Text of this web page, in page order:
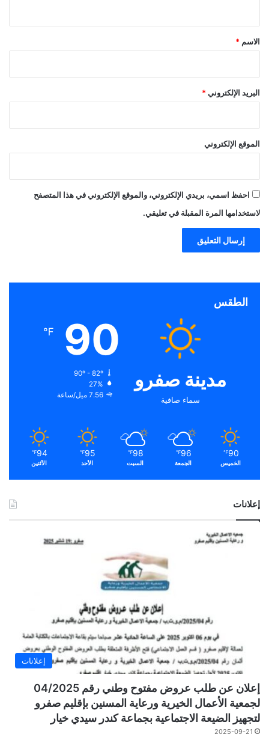
*
الاسم *
البريد الإلكتروني *
الموقع الإلكتروني
احفظ اسمي، بريدي الإلكتروني، والموقع الإلكتروني في هذا المتصفح
لاستخدامها المرة المقبلة في تعليقي.
الطقس
مدينة صفرو
سماء صافية
90
℉
90º - 82º
27%
7.56 ميل/ساعة
90
℉
الخميس
96
℉
الجمعة
98
℉
السبت
95
℉
الأحد
94
℉
الأثنين
إعلانات
إعلانات
إعلان عن طلب عروض مفتوح وطني رقم 04/2025
لجمعية الأعمال الخيرية ورعاية المسنين بإقليم صفرو
لتجهيز الضيعة الاجتماعية بجماعة كندر سيدي خيار
2025-09-21